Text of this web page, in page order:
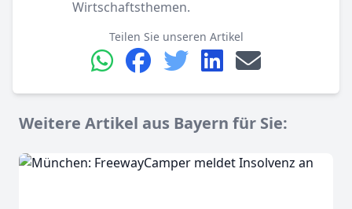
Wirtschaftsthemen.
Teilen Sie unseren Artikel
Weitere Artikel aus Bayern für Sie: